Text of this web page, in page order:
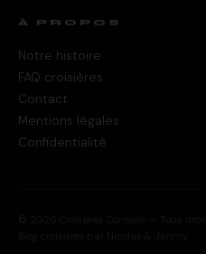
À PROPOS
Notre histoire
FAQ croisières
Contact
Mentions légales
Confidentialité